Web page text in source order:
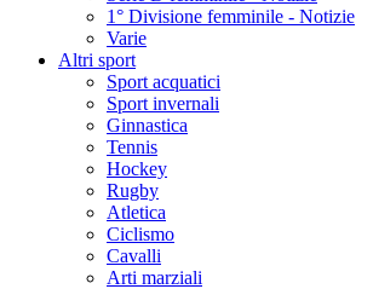
1° Divisione femminile - Notizie
Varie
Altri sport
Sport acquatici
Sport invernali
Ginnastica
Tennis
Hockey
Rugby
Atletica
Ciclismo
Cavalli
Arti marziali